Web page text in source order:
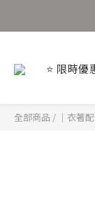
⭐ 限時
全部商品 / ｜衣著